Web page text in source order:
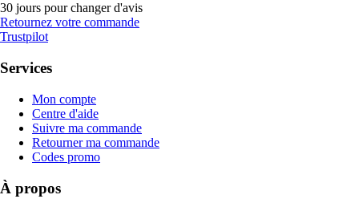
30 jours pour changer d'avis
Retournez votre commande
Trustpilot
Services
Mon compte
Centre d'aide
Suivre ma commande
Retourner ma commande
Codes promo
À propos